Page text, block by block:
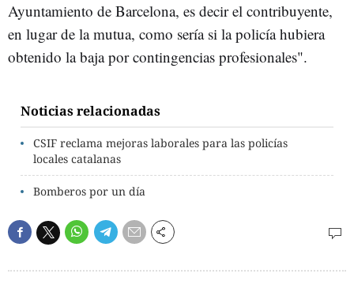
Ayuntamiento de Barcelona, es decir el contribuyente,
en lugar de la mutua, como sería si la policía hubiera
obtenido la baja por contingencias profesionales".
Noticias relacionadas
CSIF reclama mejoras laborales para las policías
locales catalanas
Bomberos por un día